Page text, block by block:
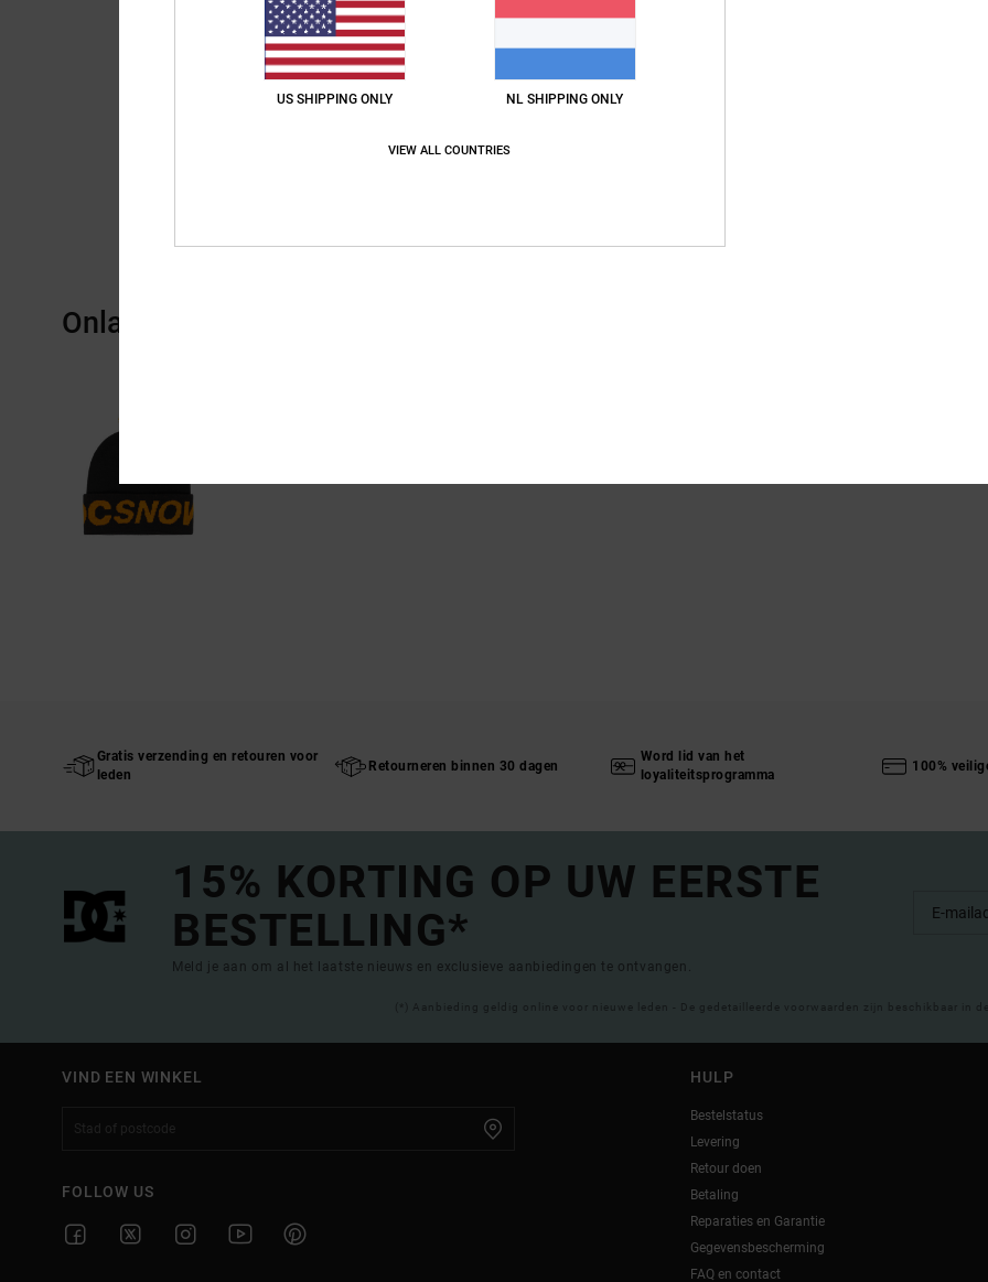
Onlangs bekeken
Gratis verzending en retouren voor
leden
Retourneren binnen 30 dagen
Word lid van het
loyaliteitsprogramma
100%
15% KORTING OP UW EERSTE
BESTELLING*
Meld je aan om al het laatste nieuws en exclusieve aanbiedingen te ontvangen.
(*) Aanbieding geldig online voor nieuwe leden - De gedetailleerde voorwaarden zijn beschikbaar in
VIND EEN WINKEL
FOLLOW US
HULP
Bestelstatus
Levering
Retour doen
Betaling
Reparaties en Garantie
Gegevensbescherming
FAQ en contact
US SHIPPING ONLY NL SHIPPING ONLY
VIEW ALL COUNTRIES